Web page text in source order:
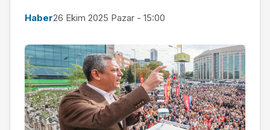
Haber26 Ekim 2025 Pazar - 15:00